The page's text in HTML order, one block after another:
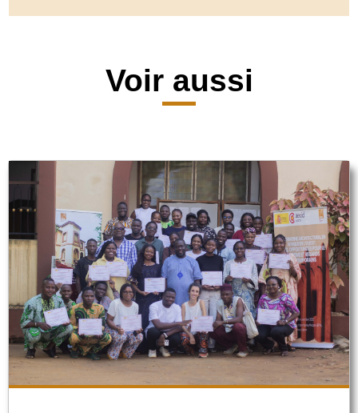
Voir aussi